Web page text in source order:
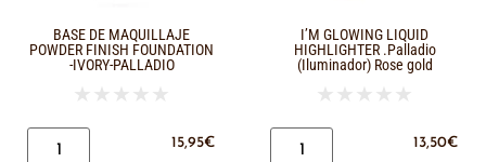
BASE DE MAQUILLAJE
POWDER FINISH FOUNDATION
-IVORY-PALLADIO
★ ★ ★ ★ ★
15,95€
I’M GLOWING LIQUID
HIGHLIGHTER .Palladio
(Iluminador) Rose gold
★ ★ ★ ★ ★
13,50€